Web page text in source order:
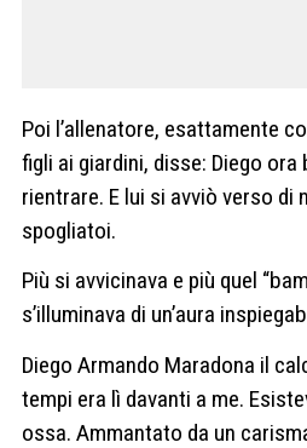
Poi l’allenatore, esattamente
figli ai giardini, disse: Diego
rientrare. E lui si avviò verso di
spogliatoi.
Più si avvicinava e più quel
s’illuminava di un’aura
Diego Armando Maradona il
tempi era lì davanti a me.
ossa. Ammantato da un